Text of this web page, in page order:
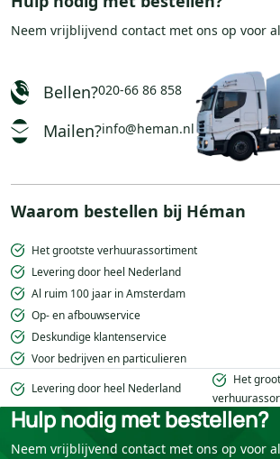
Neem vrijblijvend contact met ons op voor
Bellen?020-66 86 858
Mailen?info@heman.nl
Waarom bestellen bij Héman
Het grootste verhuurassortiment
Levering door heel Nederland
Al ruim 100 jaar in Amsterdam
Op- en afbouwservice
Deskundige klantenservice
Voor bedrijven en particulieren
Levering door heel Nederland
Het
Hulp nodig met bestellen?
Neem vrijblijvend contact met ons op voor